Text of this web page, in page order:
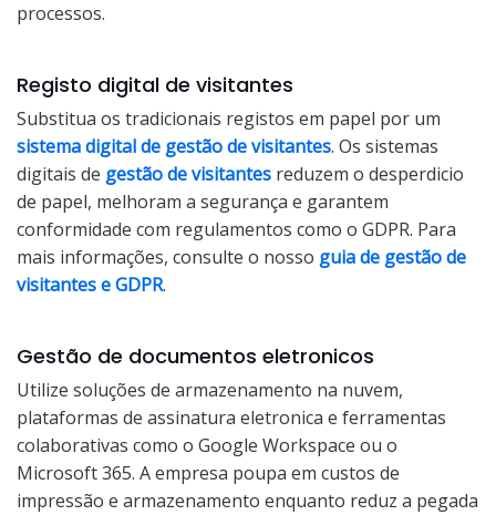
processos.
Registo digital de visitantes
Substitua os tradicionais registos em papel por um
sistema digital de gestão de visitantes. Os sistemas
digitais de gestão de visitantes reduzem o desperdicio
de papel, melhoram a segurança e garantem
conformidade com regulamentos como o GDPR. Para
mais informações, consulte o nosso guia de gestão de
visitantes e GDPR.
Gestão de documentos eletronicos
Utilize soluções de armazenamento na nuvem,
plataformas de assinatura eletronica e ferramentas
colaborativas como o Google Workspace ou o
Microsoft 365. A empresa poupa em custos de
impressão e armazenamento enquanto reduz a pegada